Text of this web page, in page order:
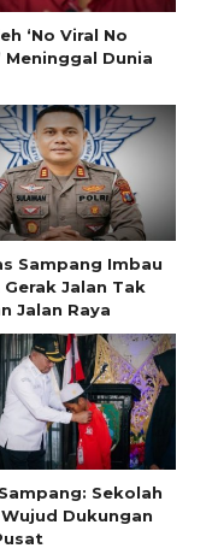
‘No Viral No
Meninggal Dunia
Sampang Imbau
Jalan Tak
Jalan Raya
Sekolah
Dukungan